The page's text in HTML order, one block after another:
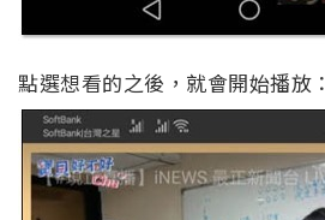
點選想看的之後，就會開始播放：